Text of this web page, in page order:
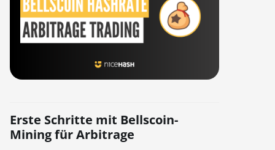
Erste Schritte mit Bellscoin-
Mining für Arbitrage